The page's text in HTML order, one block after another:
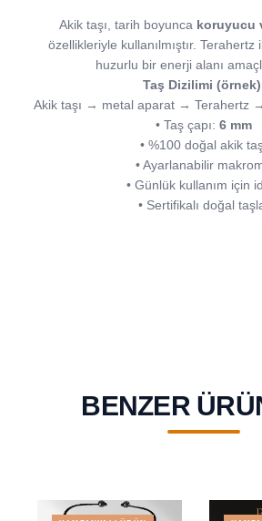
Akik taşı, tarih boyunca koruyucu
özellikleriyle kullanılmıştır.
huzurlu bir enerji alanı
Taş Dizilimi
Akik taşı → metal aparat → Terahertz
• Taş çapı: 6 mm
• %100 doğal akik
• Ayarlanabilir
• Günlük kullanım için
• Sertifikalı doğal
BENZER